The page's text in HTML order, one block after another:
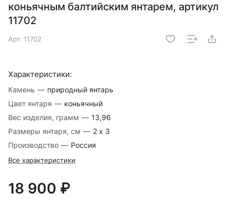
коньячным балтийским янтарем, артикул
11702
Арт. 11702
Характеристики:
Камень — природный янтарь
Цвет янтаря — коньячный
Вес изделия, грамм — 13,96
Размеры янтаря, см — 2 х 3
Производство — Россия
Все характеристики
18 900 ₽